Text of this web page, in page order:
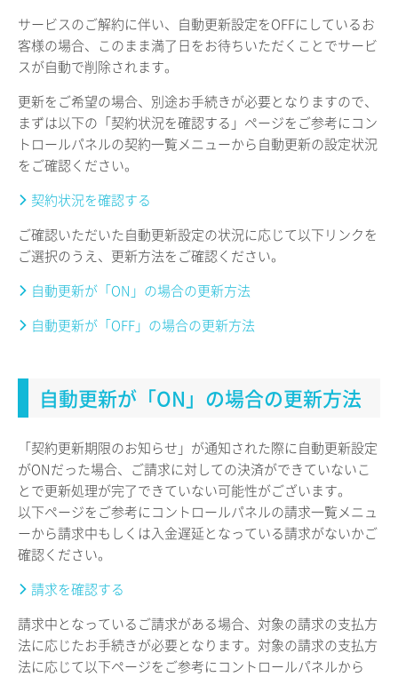
サービスのご解約に伴い、自動更新設定をOFFにしているお
客様の場合、このまま満了日をお待ちいただくことでサービ
スが自動で削除されます。
更新をご希望の場合、別途お手続きが必要となりますので、
まずは以下の「契約状況を確認する」ページをご参考にコン
トロールパネルの契約一覧メニューから自動更新の設定状況
をご確認ください。
契約状況を確認する
ご確認いただいた自動更新設定の状況に応じて以下リンクを
ご選択のうえ、更新方法をご確認ください。
自動更新が「ON」の場合の更新方法
自動更新が「OFF」の場合の更新方法
自動更新が「ON」の場合の更新方法
「契約更新期限のお知らせ」が通知された際に自動更新設定
がONだった場合、ご請求に対しての決済ができていないこ
とで更新処理が完了できていない可能性がございます。
以下ページをご参考にコントロールパネルの請求一覧メニュ
ーから請求中もしくは入金遅延となっている請求がないかご
確認ください。
請求を確認する
請求中となっているご請求がある場合、対象の請求の支払方
法に応じたお手続きが必要となります。対象の請求の支払方
法に応じて以下ページをご参考にコントロールパネルから